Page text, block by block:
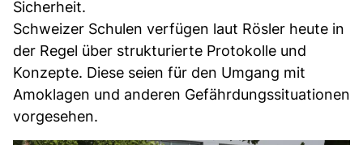
Sicherheit.
Schweizer Schulen verfügen laut Rösler heute in
der Regel über strukturierte Protokolle und
Konzepte. Diese seien für den Umgang mit
Amoklagen und anderen Gefährdungssituationen
vorgesehen.